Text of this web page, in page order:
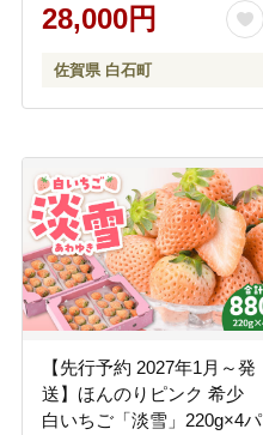
物 フルーツ いちごさん セ
ット [IBJ027]
28,000円
佐賀県 白石町
【先行予約 2027年1月～発
送】ほんのりピンク 希少
白いちご「淡雪」220g×4パ